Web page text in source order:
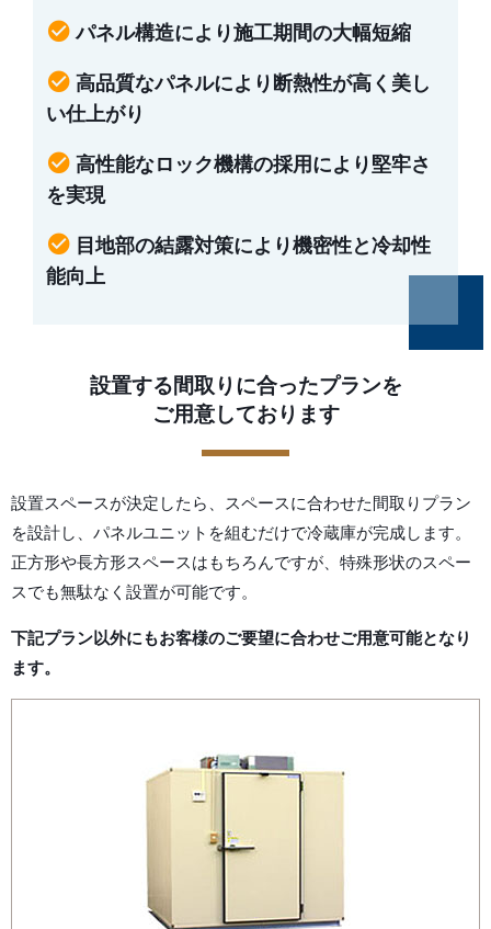
check_circle パネル構造により施工期間の大幅短縮
check_circle 高品質なパネルにより断熱性が高く美し
い仕上がり
check_circle 高性能なロック機構の採用により堅牢さ
を実現
check_circle 目地部の結露対策により機密性と冷却性
能向上
設置する間取りに合ったプランを
ご用意しております
設置スペースが決定したら、スペースに合わせた間取りプラン
を設計し、パネルユニットを組むだけで冷蔵庫が完成します。
正方形や長方形スペースはもちろんですが、特殊形状のスペー
スでも無駄なく設置が可能です。
下記プラン以外にもお客様のご要望に合わせご用意可能となり
ます。